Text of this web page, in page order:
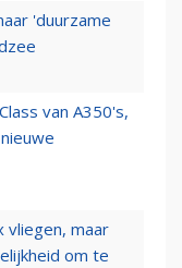
'duurzame
van A350's,
vliegen, maar
om te